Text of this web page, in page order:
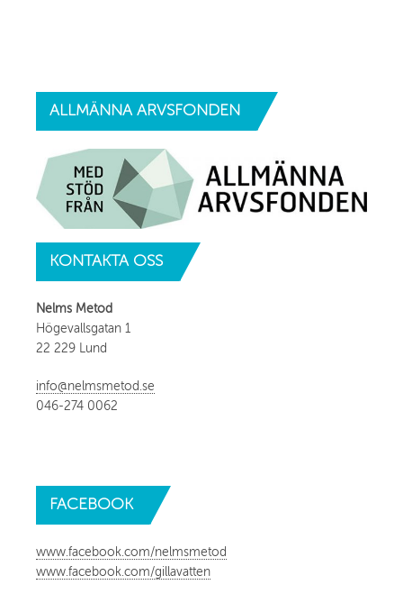
ALLMÄNNAARVSFONDEN
KONTAKTAOSS
Nelms Metod
Högevallsgatan 1
22 229 Lund
info@nelmsmetod.se
046-274 0062
FACEBOOK
www.facebook.com/nelmsmetod
www.facebook.com/gillavatten